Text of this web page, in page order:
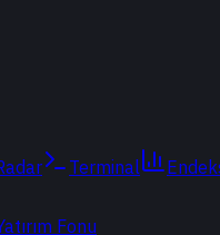
Terminal
Fonu